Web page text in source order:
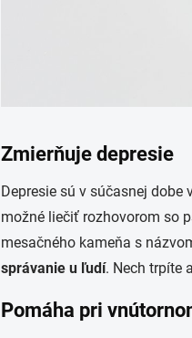
Zmierňuje depresie
Depresie sú v súčasnej
možné liečiť rozhovorom so
mesačného kameňa s
správanie u ľudí. Nech trpíte
Pomáha pri